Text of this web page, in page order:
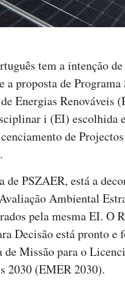
tem a intenção
a proposta de
Energias Renováveis
i (EI) escolhida
de
de PSZAER, está a
Ambiental
pela mesma EI. O
Decisão está pronto e
de Missão para o
2030 (EMER 2030).